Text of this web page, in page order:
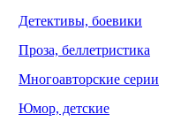
Детективы, боевики
Проза, беллетристика
Многоавторские серии
Юмор, детские